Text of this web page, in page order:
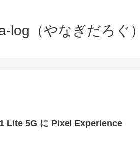
log（やなぎだろぐ）
Lite 5G に Pixel Experience